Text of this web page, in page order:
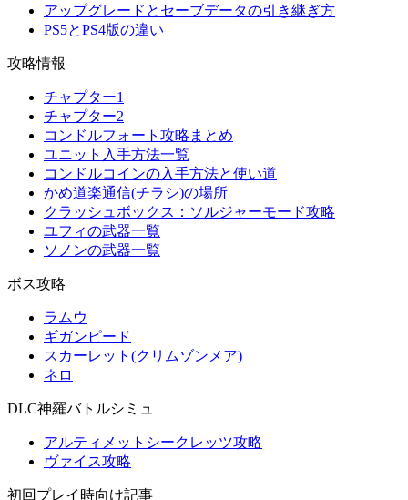
アップグレードとセーブデータの引き継ぎ方
PS5とPS4版の違い
攻略情報
チャプター1
チャプター2
コンドルフォート攻略まとめ
ユニット入手方法一覧
コンドルコインの入手方法と使い道
かめ道楽通信(チラシ)の場所
クラッシュボックス：ソルジャーモード攻略
ユフィの武器一覧
ソノンの武器一覧
ボス攻略
ラムウ
ギガンピード
スカーレット(クリムゾンメア)
ネロ
DLC神羅バトルシミュ
アルティメットシークレッツ攻略
ヴァイス攻略
初回プレイ時向け記事